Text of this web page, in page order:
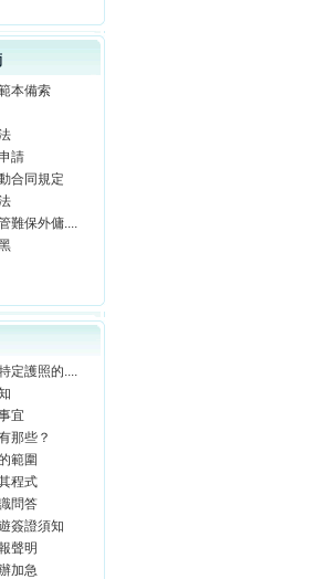
本備索
請
合同規定
難保外傭....
定護照的....
宜
那些？
範圍
程式
問答
簽證須知
聲明
加急